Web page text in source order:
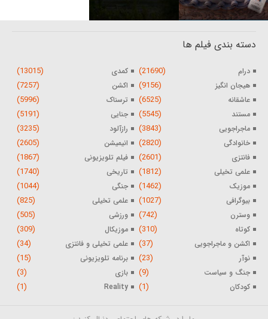
دسته بندی فیلم ها
درام (21690) کمدی (13015)
هیجان انگیز (9156) اکشن (7257)
عاشقانه (6525) ترسناک (5996)
مستند (5545) جنایی (5191)
ماجراجویی (3843) رازآلود (3235)
خانوادگی (2820) انیمیشن (2605)
فانتزی (2601) فیلم تلویزیونی (1867)
علمی تخیلی (1812) تاریخی (1740)
موزیک (1462) جنگی (1044)
بیوگرافی (1027) علمی تخیلی (825)
وسترن (742) ورزشی (505)
کوتاه (310) موزیکال (309)
اکشن و ماجراجویی (37) علمی تخیلی و فانتزی (34)
نوآر (23) برنامه تلویزیونی (15)
جنگ و سیاست (9) بازی (3)
کودکان (1)
Reality
(1)